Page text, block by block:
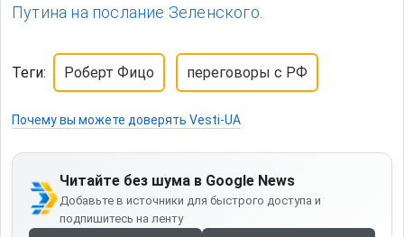
Путина на послание Зеленского.
Теги: Роберт Фицо переговоры с РФ
Почему вы можете доверять Vesti-UA
Читайте без шума в Google News
Добавьте в источники для быстрого доступа и
подпишитесь на ленту